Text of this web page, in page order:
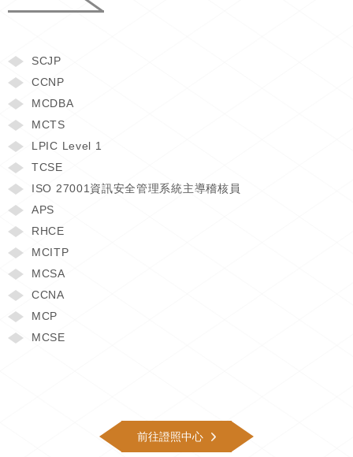
SCJP
CCNP
MCDBA
MCTS
LPIC Level 1
TCSE
ISO 27001資訊安全管理系統主導稽核員
APS
RHCE
MCITP
MCSA
CCNA
MCP
MCSE
前往證照中心